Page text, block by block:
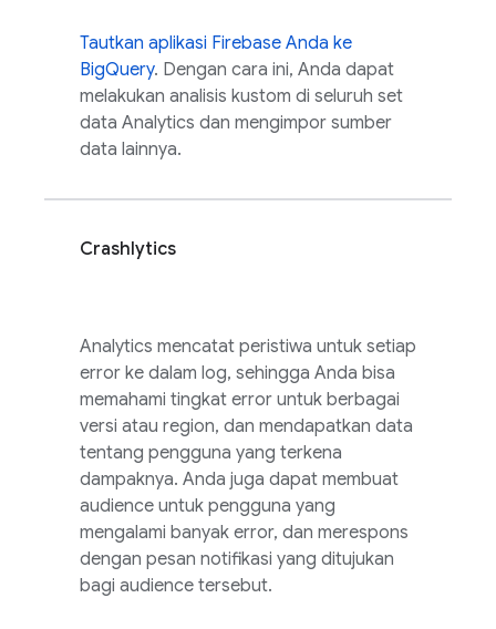
Tautkan aplikasi Firebase Anda ke
BigQuery. Dengan cara ini, Anda dapat
melakukan analisis kustom di seluruh set
data Analytics dan mengimpor sumber
data lainnya.
Crashlytics
Analytics mencatat peristiwa untuk setiap
error ke dalam log, sehingga Anda bisa
memahami tingkat error untuk berbagai
versi atau region, dan mendapatkan data
tentang pengguna yang terkena
dampaknya. Anda juga dapat membuat
audience untuk pengguna yang
mengalami banyak error, dan merespons
dengan pesan notifikasi yang ditujukan
bagi audience tersebut.